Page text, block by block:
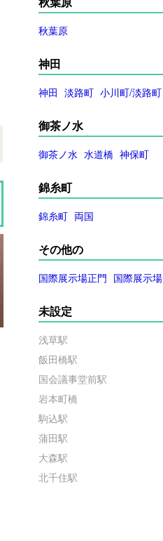
秋葉原
神田
神田 淡路町 小川町/淡路町
御茶ノ水
御茶ノ水 水道橋 神保町
錦糸町
錦糸町 両国
その他の
国際展示場正門 国際展示場
未設定
浅草駅
飯田橋駅
国会議事堂前駅
岩本町橋
駒込駅
蒲田駅
大森駅
北千住駅